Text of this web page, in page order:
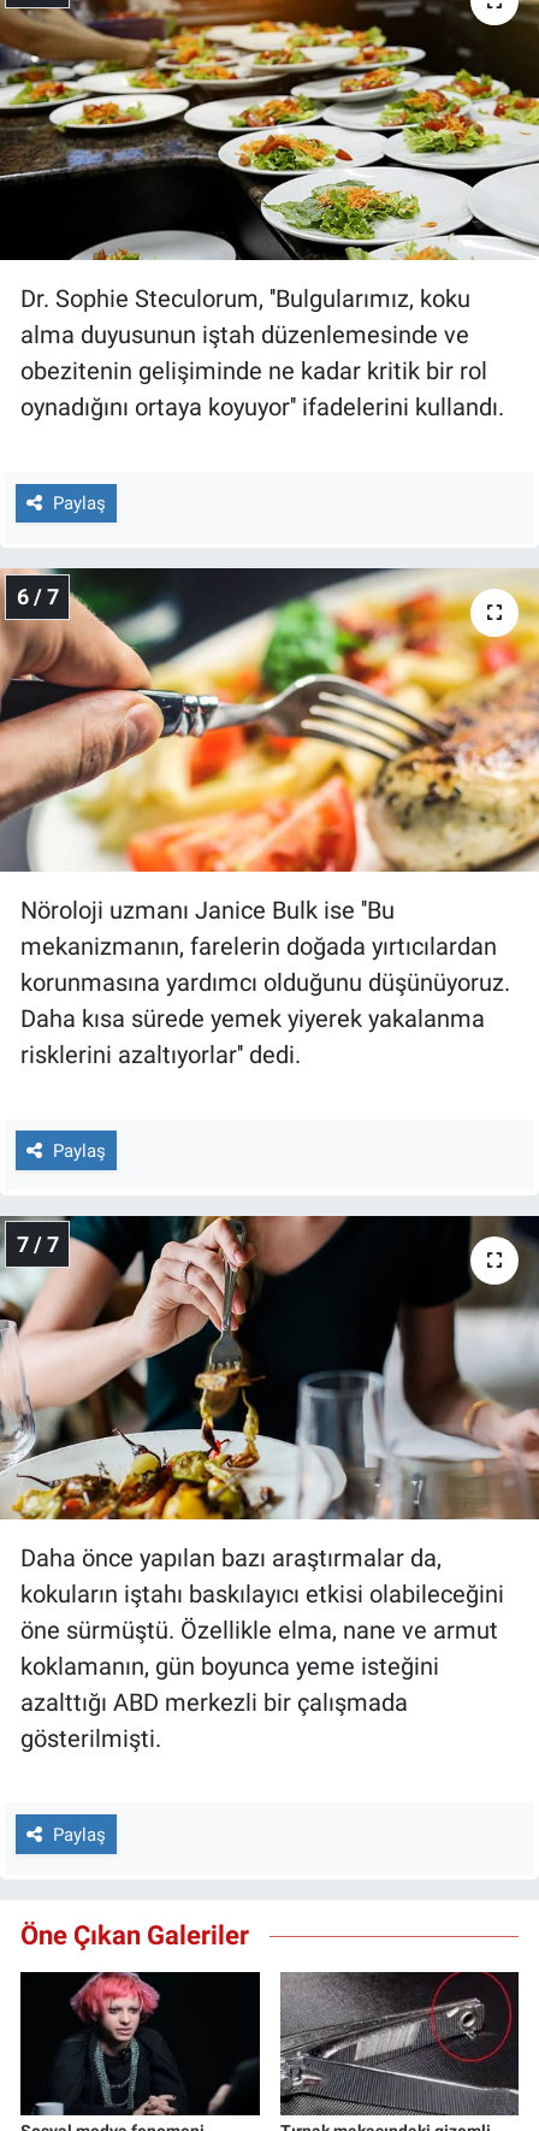
Dr. Sophie Steculorum, ''Bulgularımız, koku
alma duyusunun iştah düzenlemesinde ve
obezitenin gelişiminde ne kadar kritik bir rol
oynadığını ortaya koyuyor'' ifadelerini kullandı.
Paylaş
6 / 7
Nöroloji uzmanı Janice Bulk ise ''Bu
mekanizmanın, farelerin doğada yırtıcılardan
korunmasına yardımcı olduğunu düşünüyoruz.
Daha kısa sürede yemek yiyerek yakalanma
risklerini azaltıyorlar'' dedi.
Paylaş
7 / 7
Daha önce yapılan bazı araştırmalar da,
kokuların iştahı baskılayıcı etkisi olabileceğini
öne sürmüştü. Özellikle elma, nane ve armut
koklamanın, gün boyunca yeme isteğini
azalttığı ABD merkezli bir çalışmada
gösterilmişti.
Paylaş
Öne Çıkan Galeriler